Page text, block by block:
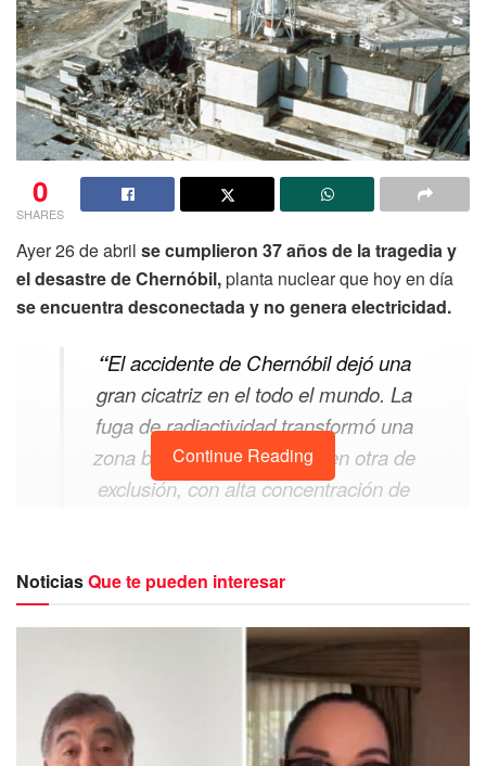
0
SHARES
Ayer 26 de abril se cumplieron 37 años de la tragedia y
el desastre de Chernóbil,planta nuclear que hoy en día
se encuentra desconectada y no genera electricidad.
“El accidente de Chernóbil dejó una
gran cicatriz en el todo el mundo. La
fuga de radiactividad transformó una
zona bonita y desarrollada en otra de
exclusión, con alta concentración de
El 26 de abril de 1986 una explosión destruyó el cuarto
reactor de la plantay liberó grandes cantidades de
material radioactivo a la atmósfera. Fue transportado por
el viento a zonas de Ucrania, Bielorrusia, Rusia y
también a Escandinavia y otras partes de Europa.
La primera foto de la planta de Chernóbil,
Continue Reading
NoticiasQue te pueden interesar